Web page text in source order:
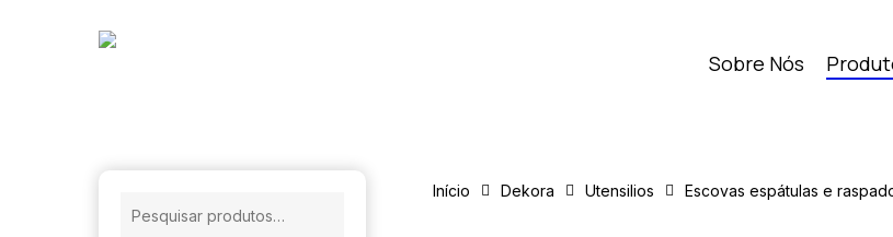
Sobre Nós
Início Dekora Utensilios Escovas espátulas e